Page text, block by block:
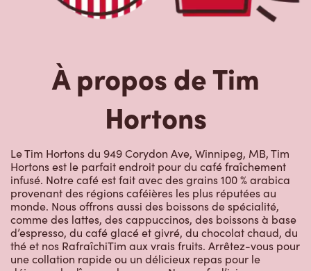
À propos de Tim
Hortons
Le Tim Hortons du 949 Corydon Ave, Winnipeg, MB, Tim
Hortons est le parfait endroit pour du café fraîchement
infusé. Notre café est fait avec des grains 100 % arabica
provenant des régions caféières les plus réputées au
monde. Nous offrons aussi des boissons de spécialité,
comme des lattes, des cappuccinos, des boissons à base
d’espresso, du café glacé et givré, du chocolat chaud, du
thé et nos RafraîchiTim aux vrais fruits. Arrêtez-vous pour
une collation rapide ou un délicieux repas pour le